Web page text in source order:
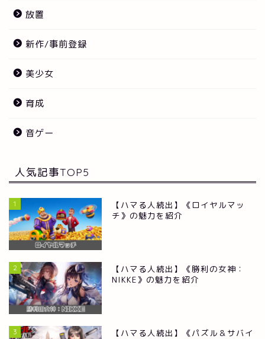
放置
新作/事前登録
美少女
育成
音ゲー
人気記事TOP5
1
【ハマる人続出】《ロイヤルマッ
チ》の魅力を紹介
2
【ハマる人続出】《勝利の女神：
NIKKE》の魅力を紹介
3
【ハマる人続出】《パズル＆サバイ